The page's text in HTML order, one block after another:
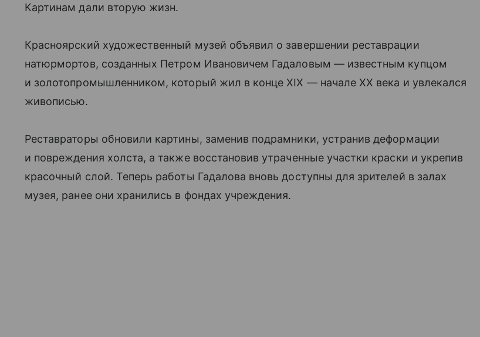
Картинам дали вторую жизн.
Красноярский художественный музей объявил о завершении реставрации
натюрмортов, созданных Петром Ивановичем Гадаловым — известным купцом
и золотопромышленником, который жил в конце XIX — начале XX века и увлекался
живописью.
Реставраторы обновили картины, заменив подрамники, устранив деформации
и повреждения холста, а также восстановив утраченные участки краски и укрепив
красочный слой. Теперь работы Гадалова вновь доступны для зрителей в залах
музея, ранее они хранились в фондах учреждения.